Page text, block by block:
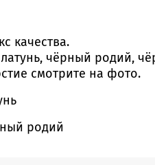
качества.
чёрный родий,
смотрите на фото.
родий